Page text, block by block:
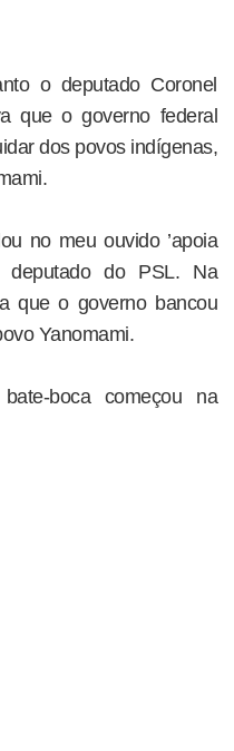
o deputado Coronel
que o governo federal
dos povos indígenas,
no meu ouvido ’apoia
deputado do PSL. Na
que o governo bancou
Yanomami.
boca começou na